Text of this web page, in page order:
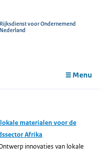
Rijksdienst voor Ondernemend
Nederland
Menu
materialen voor de
Afrika
innovaties van lokale